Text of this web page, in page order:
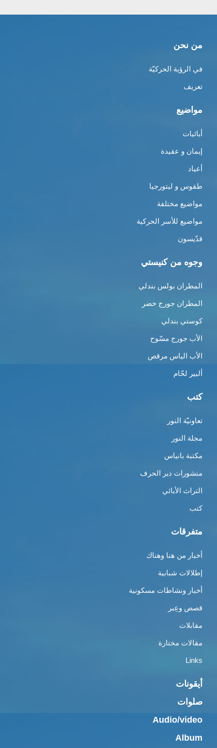
من نحن
في الرؤية الحركيّة
تعريف
مواضيع
أبائيات
إيمان و عقيدة
أعياد
طقوس و ليتورجيا
مواضيع مختلفة
مواضيع للأسر الحركية
قدّيسون
وجوه من كنيستي
المطران بولس بندلي
المطران جورج خضر
كوستي بندلي
الأب جورج مسّوح
الأب الياس مرقص
ألبير لحّام
كتب
تعاونيّة النور
مجلة النور
مكتبة بانياس
منشورات دير الحرف
التراث الأبائي
كتب
متفرقات
أخبار من هنا وهناك
إطلالات شبابية
أخبار ونشاطات مسكونية
قصص وعِبر
مقابلات
مقالات مختارة
Links
أيقونات
صلوات
Audio/video
Album